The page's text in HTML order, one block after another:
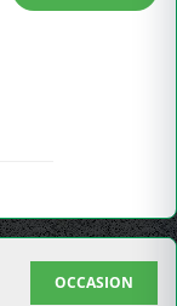
OCCASION